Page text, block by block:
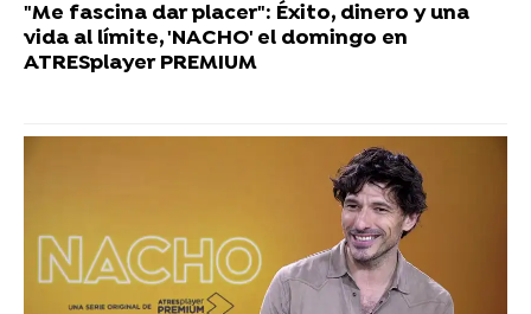
"Me fascina dar placer": Éxito, dinero y una
vida al límite, 'NACHO' el domingo en
ATRESplayer PREMIUM